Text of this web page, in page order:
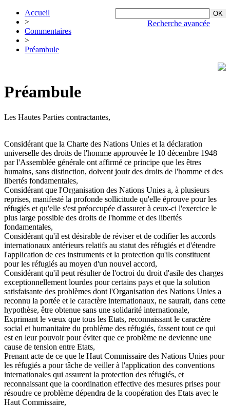
Recherche avancée
Accueil
>
Commentaires
>
Préambule
Préambule
Les Hautes Parties contractantes,
Considérant que la Charte des Nations Unies et la déclaration
universelle des droits de l'homme approuvée le 10 décembre 1948
par l'Assemblée générale ont affirmé ce principe que les êtres
humains, sans distinction, doivent jouir des droits de l'homme et des
libertés fondamentales,
Considérant que l'Organisation des Nations Unies a, à plusieurs
reprises, manifesté la profonde sollicitude qu'elle éprouve pour les
réfugiés et qu'elle s'est préoccupée d'assurer à ceux-ci l'exercice le
plus large possible des droits de l'homme et des libertés
fondamentales,
Considérant qu'il est désirable de réviser et de codifier les accords
internationaux antérieurs relatifs au statut des réfugiés et d'étendre
l'application de ces instruments et la protection qu'ils constituent
pour les réfugiés au moyen d'un nouvel accord,
Considérant qu'il peut résulter de l'octroi du droit d'asile des charges
exceptionnellement lourdes pour certains pays et que la solution
satisfaisante des problèmes dont l'Organisation des Nations Unies a
reconnu la portée et le caractère internationaux, ne saurait, dans cette
hypothèse, être obtenue sans une solidarité internationale,
Exprimant le vœux que tous les Etats, reconnaissant le caractère
social et humanitaire du problème des réfugiés, fassent tout ce qui
est en leur pouvoir pour éviter que ce problème ne devienne une
cause de tension entre Etats,
Prenant acte de ce que le Haut Commissaire des Nations Unies pour
les réfugiés a pour tâche de veiller à l'application des conventions
internationales qui assurent la protection des réfugiés, et
reconnaissant que la coordination effective des mesures prises pour
résoudre ce problème dépendra de la coopération des Etats avec le
Haut Commissaire,